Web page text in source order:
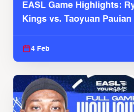
EASL Game Highlights:
Kings vs. Taoyuan
4 Feb